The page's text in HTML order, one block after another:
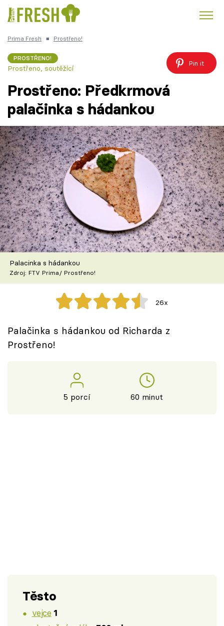
Česká kuchyně
Témata
Recepty
Články
TV Program
Škola vaření
Recepty z TV
Speciál: Cuketa
Těhotnej kuchař
Sledujte prima+
Prima Fresh ■ Prostřeno!
PROSTŘENO!
Prostřeno, soutěžící
Pin it
Prostřeno: Předkrmová
palačinka s hádankou
Palacinka s hádankou
Zdroj: FTV Prima/ Prostřeno!
26x
Palačinka s hádankou od Richarda z
Prostřeno!
5 porcí 60 minut
Těsto
vejce 1